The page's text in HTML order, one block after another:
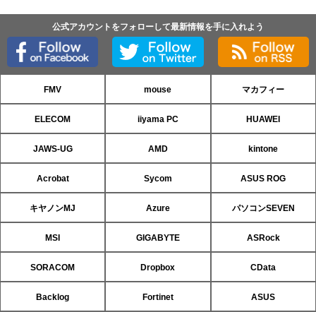
公式アカウントをフォローして最新情報を手に入れよう
FMV mouse マカフィー
ELECOM iiyama PC HUAWEI
JAWS-UG AMD kintone
Acrobat Sycom ASUS ROG
キヤノンMJ Azure パソコンSEVEN
MSI GIGABYTE ASRock
SORACOM Dropbox CData
Backlog Fortinet ASUS